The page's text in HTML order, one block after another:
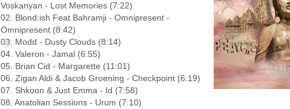
Voskanyan - Lost Memories (7:22)
02. Blond:ish Feat Bahramji - Omnipresent -
Omnipresent (8:42)
03. Modd - Dusty Clouds (8:14)
04. Valeron - Jamal (6:55)
05. Brian Cid - Margarette (11:01)
06. Zigan Aldi & Jacob Groening - Checkpoint (6:19)
07. Shkoon & Just Emma - Id (7:58)
08. Anatolian Sessions - Urum (7:10)